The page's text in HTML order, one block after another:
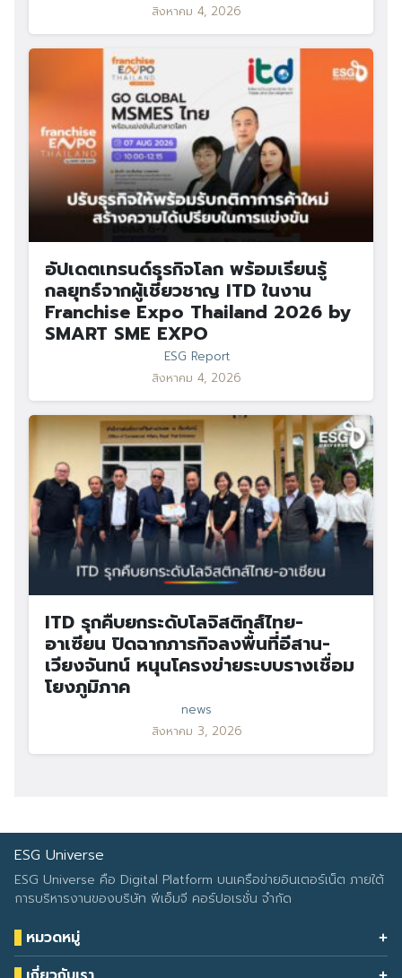
สิงหาคม 4, 2026
อัปเดตเทรนด์ธุรกิจโลก พร้อมเรียนรู้
กลยุทธ์จากผู้เชี่ยวชาญ ITD ในงาน
Franchise Expo Thailand 2026 by
SMART SME EXPO
ESG Report
สิงหาคม 4, 2026
ITD รุกคืบยกระดับโลจิสติกส์ไทย-
อาเซียน ปิดฉากภารกิจลงพื้นที่อีสาน-
เวียงจันทน์ หนุนโครงข่ายระบบรางเชื่อม
โยงภูมิภาค
news
สิงหาคม 3, 2026
ESG Universe
ESG Universe คือ Digital Platform บนเครือข่ายอินเตอร์เน็ต ภายใต้
การบริหารงานของบริษัท พีเอ็มจี คอร์ปอเรชั่น จำกัด
หมวดหมู่
Health & Wellness